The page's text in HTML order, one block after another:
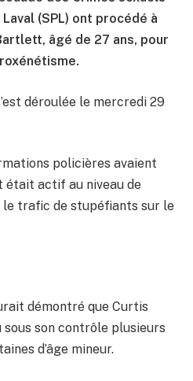
(SPL) ont procédé à
âgé de 27 ans, pour
déroulée le mercredi 29
policières avaient
était actif au niveau de
le trafic de stupéfiants sur le
démontré que Curtis
son contrôle plusieurs
d’âge mineur.